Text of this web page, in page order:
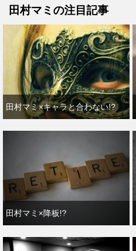
田村マミの注目記事
田村マミ×キャラと合わない!?
田村マミ×降板!?